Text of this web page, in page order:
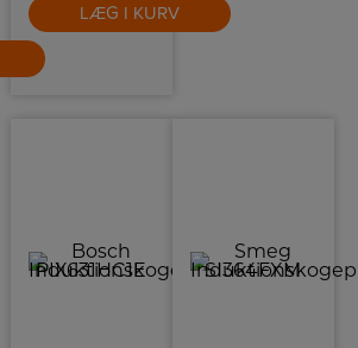
LÆG I KURV